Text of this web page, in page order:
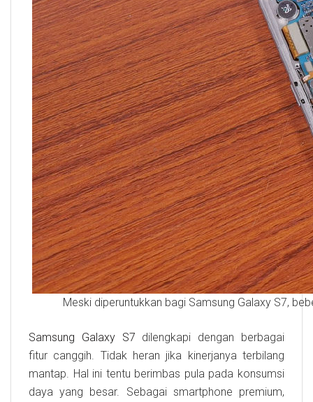
Meski diperuntukkan bagi Samsung Galaxy S7,
Samsung Galaxy S7 dilengkapi dengan berbagai
fitur canggih. Tidak heran jika kinerjanya terbilang
mantap. Hal ini tentu berimbas pula pada konsumsi
daya yang besar. Sebagai smartphone premium,